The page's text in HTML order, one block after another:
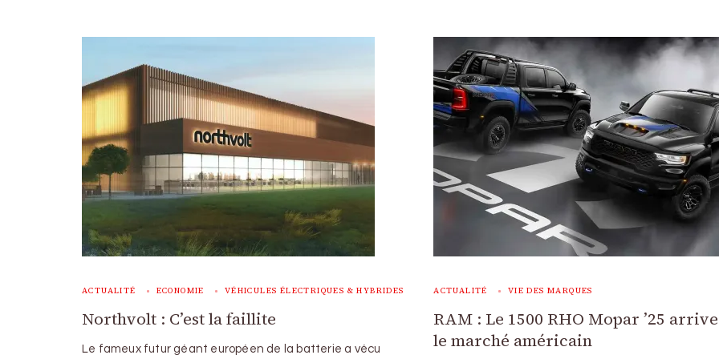
ACTUALITÉ ECONOMIE VÉHICULES ÉLECTRIQUES & HYBRIDES
Northvolt : C’est la faillite
Le fameux futur géant européen de la batterie a vécu
ACTUALITÉ VIE DES MARQUES
RAM : Le 1500 RHO Mopar ’25
le marché américain